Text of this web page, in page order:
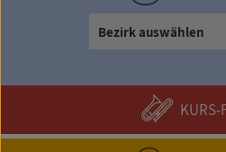
Bezirk auswählen
KURS-